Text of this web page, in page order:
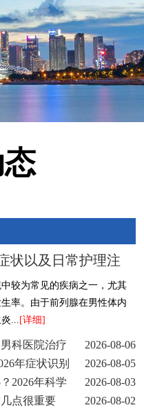
状以及日常护理注
较为常见的疾病之一，尤其
率。由于前列腺在男性体内
... [详细]
科医院治疗
2026-08-06
年症状识别
2026-08-05
2026年科学
2026-08-03
点很重要
2026-08-02